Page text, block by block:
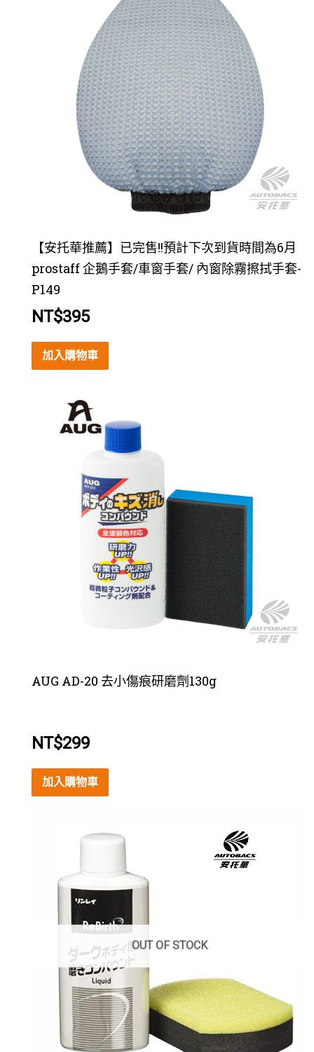
【安托華推薦】已完售!!預計下次到貨時間為6月
prostaff 企鵝手套/車窗手套/ 內窗除霧擦拭手套-
P149
NT$395
加入購物車
AUG AD-20 去小傷痕研磨劑130g
NT$299
加入購物車
OUT OF STOCK